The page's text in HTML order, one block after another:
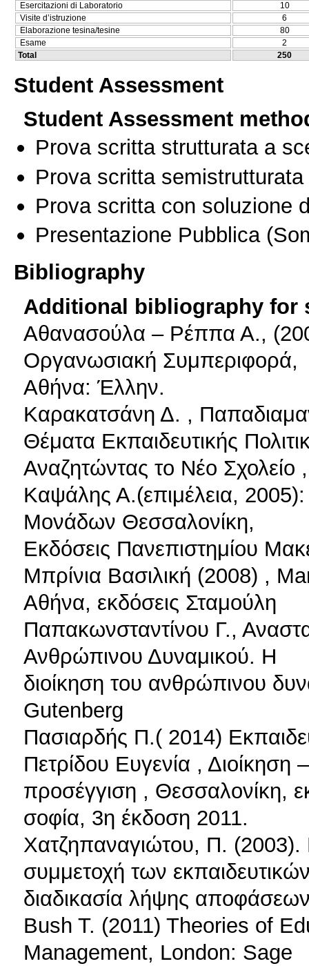
Esercitazioni di Laboratorio
10
Visite d’istruzione
6
Elaborazione tesina/tesine
80
Esame
2
Total
250
Student Assessment
Student Assessment
Prova scritta strutturata a
Prova scritta
Prova scritta con soluzione
Presentazione Pubblica
Bibliography
Additional bibliography for
Αθανασούλα – Ρέππα Α.,
Οργανωσιακή Συμπεριφορά,
Αθήνα: Έλλην.
Καρακατσάνη Δ. ,
Θέματα Εκπαιδευτικής
Αναζητώντας το Νέο
Καψάλης Α.(επιμέλεια,
Μονάδων Θεσσαλονίκη,
Εκδόσεις Πανεπιστημίου
Μπρίνια Βασιλική (2008) ,
Αθήνα, εκδόσεις Σταμούλη
Παπακωνσταντίνου Γ.,
Ανθρώπινου Δυναμικού. Η
διοίκηση του ανθρώπινου
Gutenberg
Πασιαρδής Π.( 2014)
Πετρίδου Ευγενία ,
προσέγγιση , Θεσσαλονίκη,
σοφία, 3η έκδοση 2011.
Χατζηπαναγιώτου, Π. (2003).
συμμετοχή των
διαδικασία λήψης
Bush T. (2011) Theories of
Management, London: Sage